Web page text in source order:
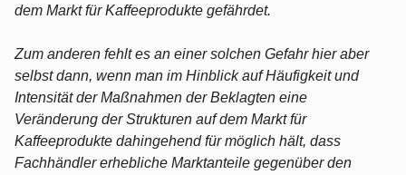
dem Markt für Kaffeeprodukte gefährdet.
Zum anderen fehlt es an einer solchen Gefahr hier aber
selbst dann, wenn man im Hinblick auf Häufigkeit und
Intensität der Maßnahmen der Beklagten eine
Veränderung der Strukturen auf dem Markt für
Kaffeeprodukte dahingehend für möglich hält, dass
Fachhändler erhebliche Marktanteile gegenüber den